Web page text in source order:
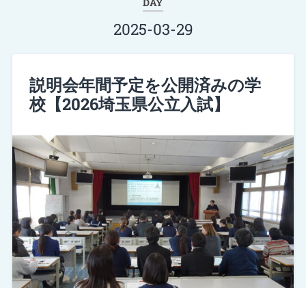
2025-03-29
説明会年間予定を公開済みの学
校【2026埼玉県公立入試】